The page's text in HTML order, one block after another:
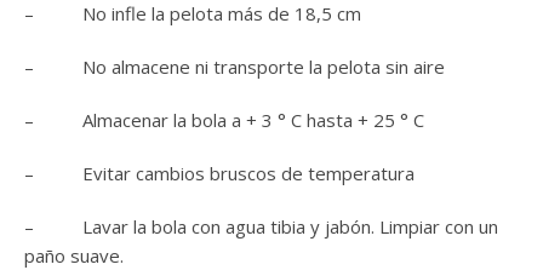
– No infle la pelota más de 18,5 cm
– No almacene ni transporte la pelota sin aire
– Almacenar la bola a + 3 ° C hasta + 25 ° C
– Evitar cambios bruscos de temperatura
– Lavar la bola con agua tibia y jabón. Limpiar con un
paño suave.